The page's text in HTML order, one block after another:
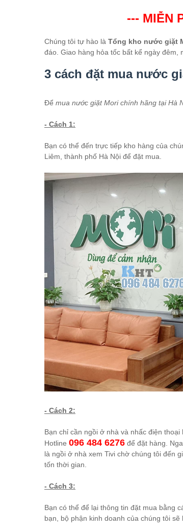
--- MIỄN
Chúng tôi tự hào là Tổng kho nước giặt
đáo. Giao hàng hỏa tốc bất kể ngày đêm,
3 cách đặt mua nước
Để mua nước giặt Mori chính hãng tại Hà
- Cách 1:
Bạn có thể đến trực tiếp kho hàng của
Liêm, thành phố Hà Nội để đặt mua.
- Cách 2:
Bạn chỉ cần ngồi ở nhà và nhấc điện
Hotline 096 484 6276 để đặt hàng.
là ngồi ở nhà xem Tivi chờ chúng tôi đến
tốn thời gian.
- Cách 3:
Bạn có thể để lại thông tin đặt mua bằng
bạn, bộ phận kinh doanh của chúng tôi